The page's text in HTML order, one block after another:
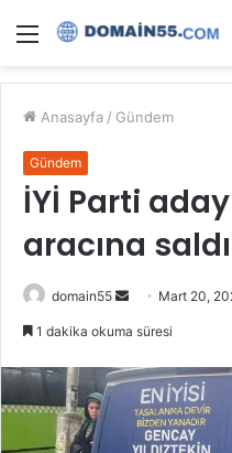
Menü
Anasayfa / Gündem
Gündem
İYİ Parti
aracına
domain55
Bir
göndermek
Mart 20,
1 dakika okuma süresi